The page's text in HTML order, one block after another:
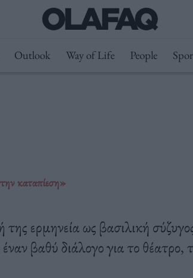
Outlook Way of Life People
καταπίεση»
ερμηνεία ως βασιλική
βαθύ διάλογο για το θέατρο,